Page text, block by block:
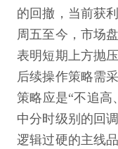
的回撤，当前获
周五至今，市场
表明短期上方抛
后续操作策略需
策略应是“不追高
中分时级别的回
逻辑过硬的主线